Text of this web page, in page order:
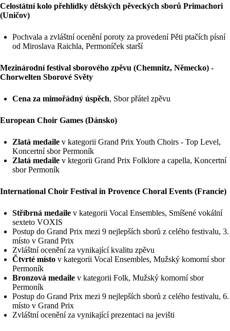
Celostátní kolo přehlídky dětských pěveckých sborů Primachori
(Uničov)
Pochvala a zvláštní ocenění poroty za provedení Pěti ptačích písní
od Miroslava Raichla, Permoníček starší
Mezinárodní festival sborového zpěvu (Chemnitz, Německo) -
Chorwelten Sborové Světy
Cena za mimořádný úspěch, Sbor přátel zpěvu
European Choir Games (Dánsko)
Zlatá medaile v kategorii Grand Prix Youth Choirs - Top Level,
Koncertní sbor Permoník
Zlatá medaile v ktegorii Grand Prix Folklore a capella, Koncertní
sbor Permoník
International Choir Festival in Provence Choral Events (Francie)
Stříbrná medaile v kategorii Vocal Ensembles, Smíšené vokální
sexteto VOXIS
Postup do Grand Prix mezi 9 nejlepších sborů z celého festivalu, 3.
místo v Grand Prix
Zvláštní ocenění za vynikající kvalitu zpěvu
Čtvrté místo v kategorii Vocal Ensembles, Mužský komorní sbor
Permoník
Bronzová medaile v kategorii Folk, Mužský komorní sbor
Permoník
Postup do Grand Prix mezi 9 nejlepších sborů z celého festivalu, 6.
místo v Grand Prix
Zvláštní ocenění za vynikající prezentaci na jevišti